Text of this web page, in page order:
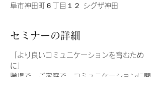
阜市神田町６丁目１２ シグザ神田
セミナーの詳細
「より良いコミュニケーションを育むため
に」
職場で、ご家庭で、コミュニケーションに関